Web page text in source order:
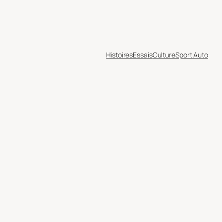
HistoiresEssaisCultureSport Auto